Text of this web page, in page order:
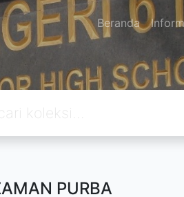
Beranda
PURBA